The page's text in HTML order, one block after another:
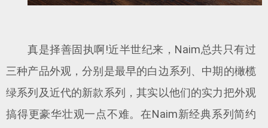
真是择善固执啊!近半世纪来，Naim总共只有过
三种产品外观，分别是最早的白边系列、中期的橄榄
绿系列及近代的新款系列，其实以他们的实力把外观
搞得更豪华壮观一点不难。在Naim新经典系列简约